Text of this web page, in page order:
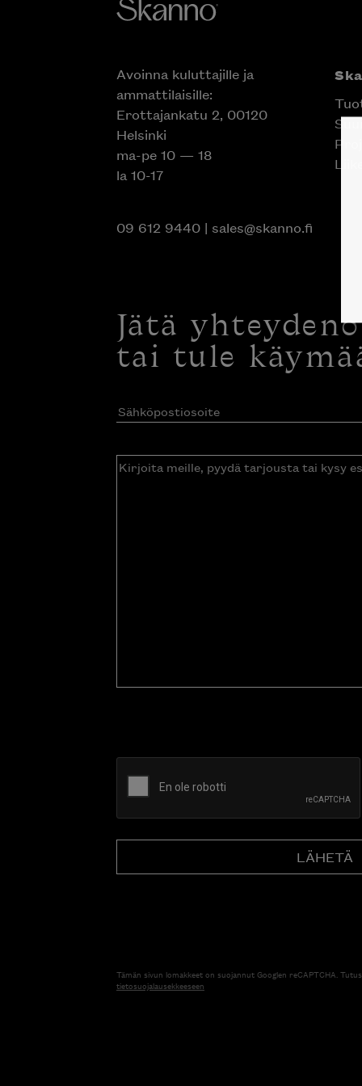
Avoinna kuluttajille ja
ammattilaisille:
Erottajankatu 2, 00120
Helsinki
ma-pe 10 — 18
la 10-17
09 612 9440| sales@skanno.fi
Jätä
tai tule
Sähköpostiosoite(Pakollinen)
Kirjoita
Tämän sivun lomakkeet on suojannut Googlen reCAPTCHA.
tietosuojalausekkeeseen